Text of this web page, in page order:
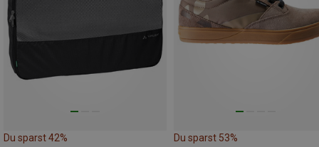
Du sparst 42% Du sparst 53%